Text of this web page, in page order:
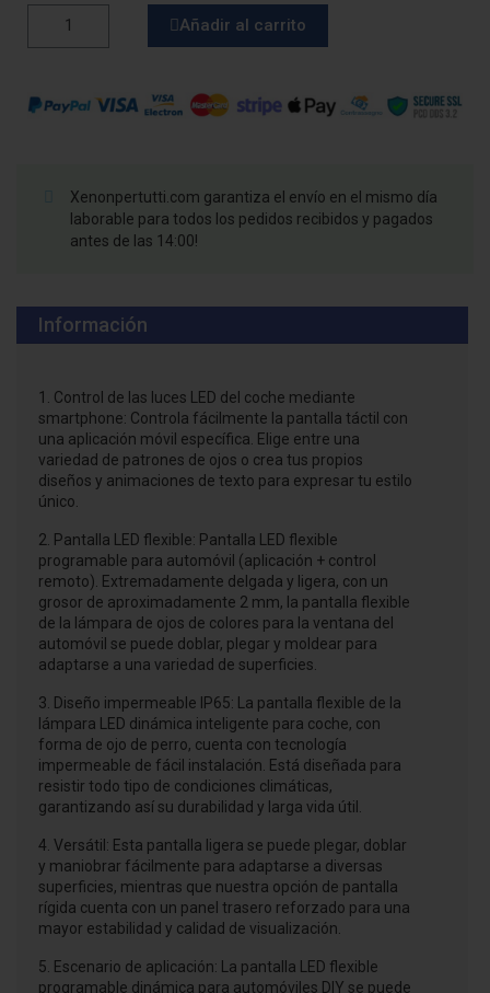
Añadir al carrito
Xenonpertutti.com garantiza el envío en el mismo día
laborable para todos los pedidos recibidos y pagados
antes de las 14:00!
Información
1. Control de las luces LED del coche mediante
smartphone: Controla fácilmente la pantalla táctil con
una aplicación móvil específica. Elige entre una
variedad de patrones de ojos o crea tus propios
diseños y animaciones de texto para expresar tu estilo
único.
2. Pantalla LED flexible: Pantalla LED flexible
programable para automóvil (aplicación + control
remoto). Extremadamente delgada y ligera, con un
grosor de aproximadamente 2 mm, la pantalla flexible
de la lámpara de ojos de colores para la ventana del
automóvil se puede doblar, plegar y moldear para
adaptarse a una variedad de superficies.
3. Diseño impermeable IP65: La pantalla flexible de la
lámpara LED dinámica inteligente para coche, con
forma de ojo de perro, cuenta con tecnología
impermeable de fácil instalación. Está diseñada para
resistir todo tipo de condiciones climáticas,
garantizando así su durabilidad y larga vida útil.
4. Versátil: Esta pantalla ligera se puede plegar, doblar
y maniobrar fácilmente para adaptarse a diversas
superficies, mientras que nuestra opción de pantalla
rígida cuenta con un panel trasero reforzado para una
mayor estabilidad y calidad de visualización.
5. Escenario de aplicación: La pantalla LED flexible
programable dinámica para automóviles DIY se puede